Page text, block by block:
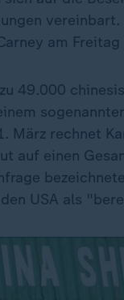
am
49.000
März rechnet
auf einen
USA als